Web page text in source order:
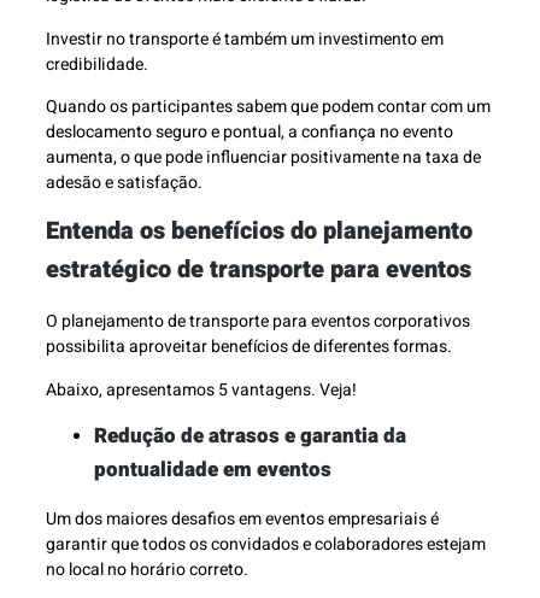
Investir no transporte é também um investimento em
credibilidade.
Quando os participantes sabem que podem contar com um
deslocamento seguro e pontual, a confiança no evento
aumenta, o que pode influenciar positivamente na taxa de
adesão e satisfação.
Entenda os benefícios do planejamento
estratégico de transporte para eventos
O planejamento de transporte para eventos corporativos
possibilita aproveitar benefícios de diferentes formas.
Abaixo, apresentamos 5 vantagens. Veja!
Redução de atrasos e garantia da
pontualidade em eventos
Um dos maiores desafios em eventos empresariais é
garantir que todos os convidados e colaboradores estejam
no local no horário correto.